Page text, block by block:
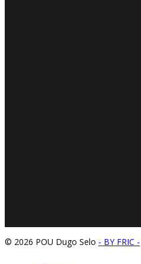
© 2026 POU Dugo Selo - BY FRIC -